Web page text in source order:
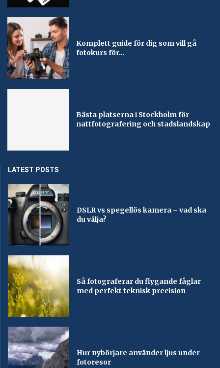
Komplett guide för dig som vill gå
fotokurs för...
Bästa platserna i Stockholm för
nattfotografering och stadslandskap
LATEST POSTS
DSLR vs spegellös kamera – vad ska
du välja?
Så fotograferar du flygande fåglar
med perfekt teknisk precision
Hur nybörjare använder ljus under
fotoresor